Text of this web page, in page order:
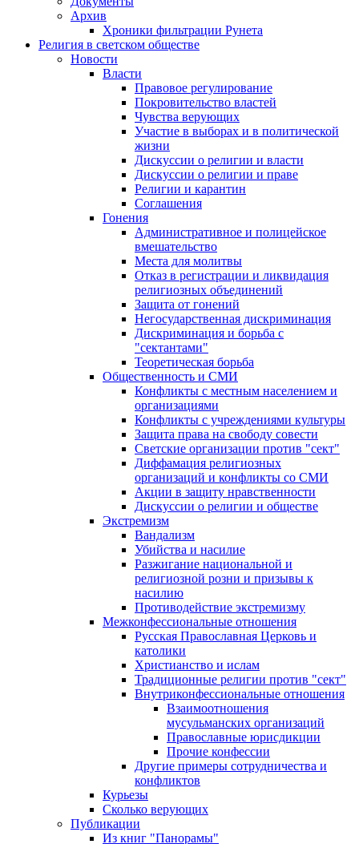
Архив
Хроники фильтрации Рунета
Религия в светском обществе
Новости
Власти
Правовое регулирование
Покровительство властей
Чувства верующих
Участие в выборах и в политической
жизни
Дискуссии о религии и власти
Дискуссии о религии и праве
Религии и карантин
Соглашения
Гонения
Административное и полицейское
вмешательство
Места для молитвы
Отказ в регистрации и ликвидация
религиозных объединений
Защита от гонений
Негосударственная дискриминация
Дискриминация и борьба с
"сектантами"
Теоретическая борьба
Общественность и СМИ
Конфликты с местным населением и
организациями
Конфликты с учреждениями культуры
Защита права на свободу совести
Светские организации против "сект"
Диффамация религиозных
организаций и конфликты со СМИ
Акции в защиту нравственности
Дискуссии о религии и обществе
Экстремизм
Вандализм
Убийства и насилие
Разжигание национальной и
религиозной розни и призывы к
насилию
Противодействие экстремизму
Межконфессиональные отношения
Русская Православная Церковь и
католики
Христианство и ислам
Традиционные религии против "сект"
Внутриконфессиональные отношения
Взаимоотношения
мусульманских организаций
Православные юрисдикции
Прочие конфессии
Другие примеры сотрудничества и
конфликтов
Курьезы
Сколько верующих
Публикации
Из книг "Панорамы"